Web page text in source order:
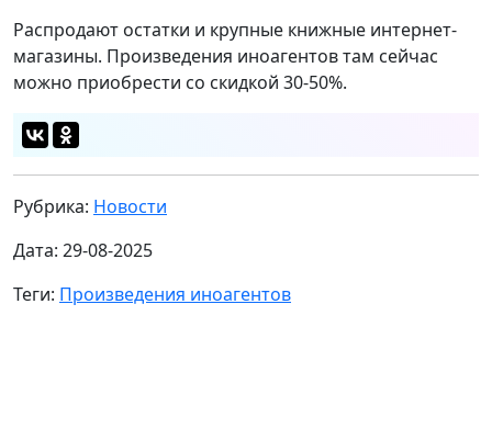
Распродают остатки и крупные книжные интернет-
магазины. Произведения иноагентов там сейчас
можно приобрести со скидкой 30-50%.
Рубрика: Новости
Дата: 29-08-2025
Теги: Произведения иноагентов